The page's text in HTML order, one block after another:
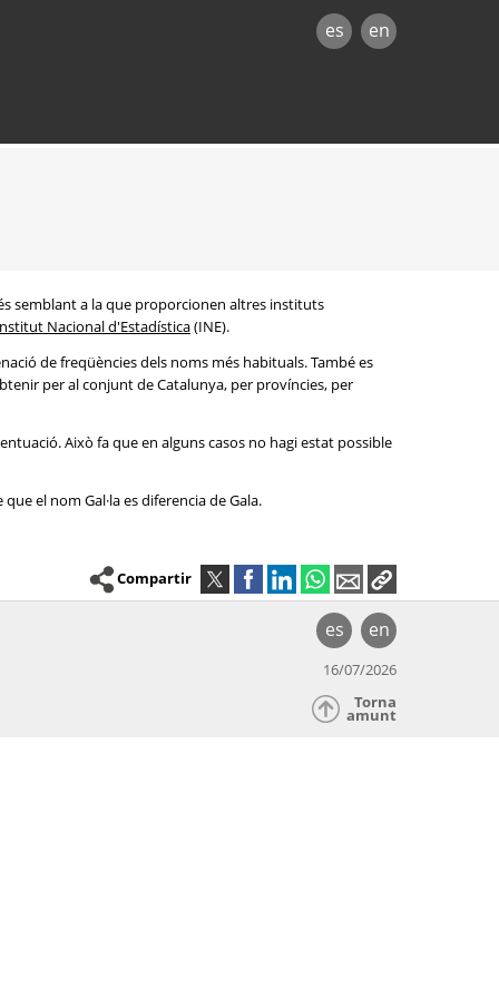
es en
semblant a la que proporcionen altres instituts
Nacional d'Estadística(INE).
de freqüències dels noms més habituals. També es
per al conjunt de Catalunya, per províncies, per
Això fa que en alguns casos no hagi estat possible
el nom Gal·la es diferencia de Gala.
Compartir
es en
16/07/2026
Torna
amunt